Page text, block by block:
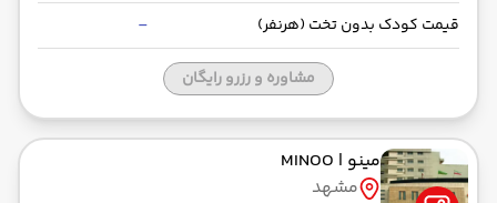
قیمت کودک بدون تخت (هرنفر) -
مشاوره و رزرو رایگان
مینو | MINOO
مشهد